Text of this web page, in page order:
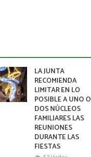
LA JUNTA
RECOMIENDA
LIMITAR EN LO
POSIBLE A UNO O
DOS NÚCLEOS
FAMILIARES LAS
REUNIONES
DURANTE LAS
FIESTAS